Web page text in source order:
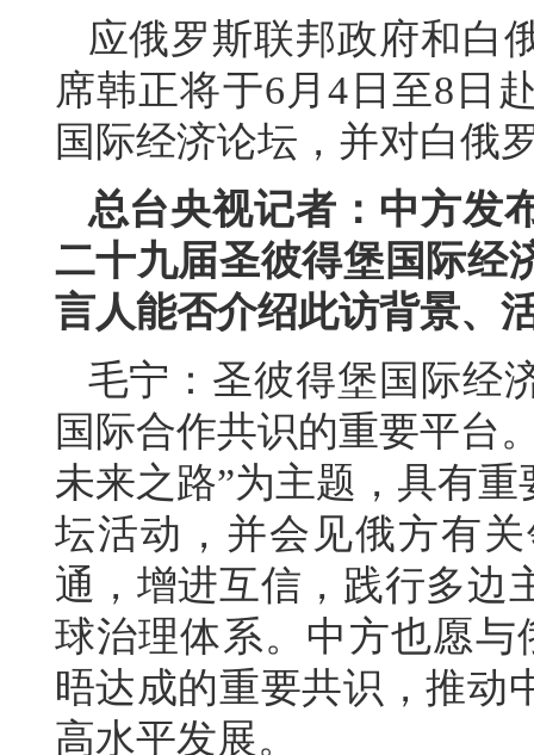
应俄罗斯联邦政府和白
席韩正将于6月4日至8日
国际经济论坛，并对白俄
总台央视记者：中方发
二十九届圣彼得堡国际经
言人能否介绍此访背景、
毛宁：圣彼得堡国际经
国际合作共识的重要平台
未来之路”为主题，具有
坛活动，并会见俄方有
通，增进互信，践行多边
球治理体系。中方也愿
晤达成的重要共识，推动
高水平发展。